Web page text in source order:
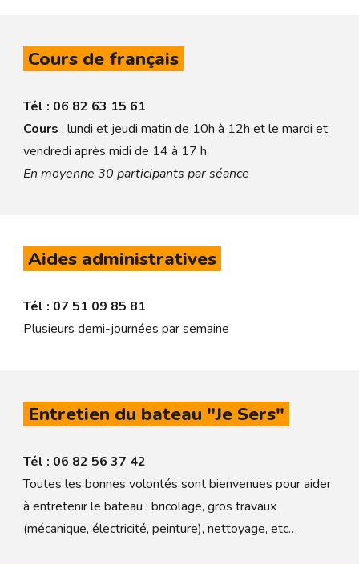
Cours de français
Tél : 06 82 63 15 61
Cours : lundi et jeudi matin de 10h à 12h et le mardi et
vendredi après midi de 14 à 17 h
En moyenne 30 participants par séance
Aides administratives
Tél : 07 51 09 85 81
Plusieurs demi-journées par semaine
Entretien du bateau "Je Sers"
Tél : 06 82 56 37 42
Toutes les bonnes volontés sont bienvenues pour aider
à entretenir le bateau : bricolage, gros travaux
(mécanique, électricité, peinture), nettoyage, etc…